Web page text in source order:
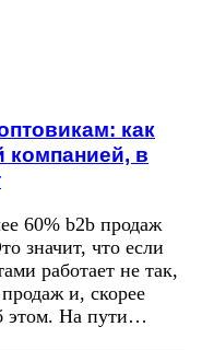
как
компанией, в
60% b2b продаж
значит, что если
работает не так,
и, скорее
этом. На пути…